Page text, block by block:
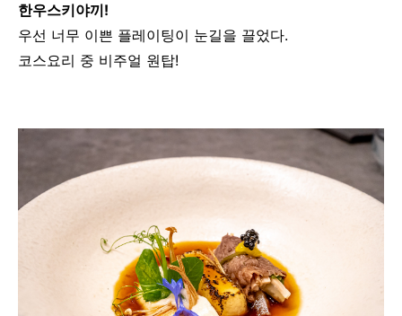
한우스키야끼!
우선 너무 이쁜 플레이팅이 눈길을 끌었다.
코스요리 중 비주얼 원탑!